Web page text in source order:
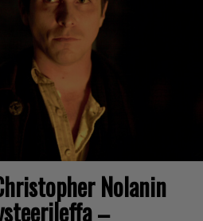
Nolanin
–